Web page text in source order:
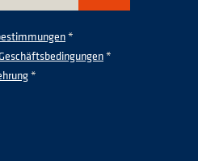
*
*
*